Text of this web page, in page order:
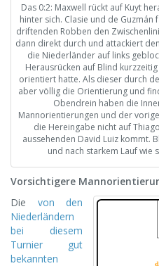
Das 0:2: Maxwell rückt auf Kuyt
hinter sich. Clasie und de
driftenden Robben den
dann direkt durch und attackiert
die Niederländer auf links
Herausrücken auf Blind
orientiert hatte. Als dieser durch
aber völlig die Orientierung und
Obendrein haben die
Mannorientierungen und der
die Hereingabe nicht auf
aussehenden David Luiz kommt.
und nach starkem Lauf wie
Vorsichtigere
Die von den
Niederländern
bei diesem
Turnier gut
bekannten